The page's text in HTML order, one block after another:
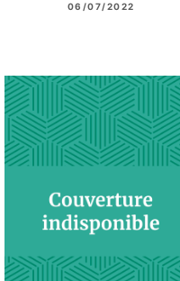
06/07/2022